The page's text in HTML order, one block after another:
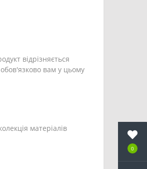
0
відрізняється
вам у цьому
матеріалів